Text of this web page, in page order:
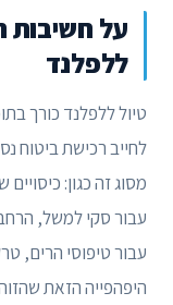
על חשיבות
ללפלנד
טיול ללפלנד כורך
לחייב רכישת ביטוח
מסוג זה כגון:
עבור סקי למשל,
עבור טיפוסי הרים,
היפהפייה הזאת